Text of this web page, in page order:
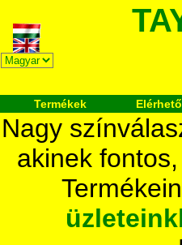
Termékek
Nagy
akinek